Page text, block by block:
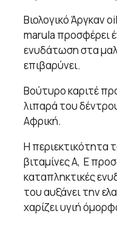
Βιολογικό Άργκαν
marula προσφέρει
ενυδάτωση στα
επιβαρύνει.
Βούτυρο καριτέ
λιπαρά του
Αφρική.
Η περιεκτικότητα
βιταμίνες Α, E
καταπληκτικές
του αυξάνει την
χαρίζει υγιή